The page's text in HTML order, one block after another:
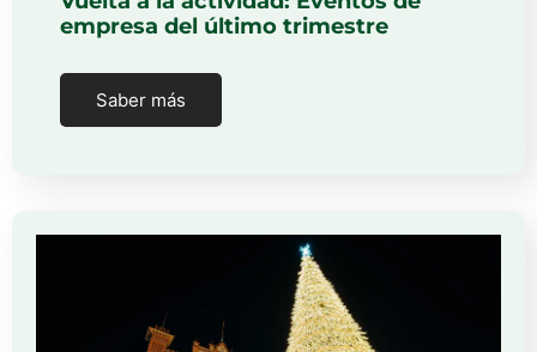
empresa del último trimestre
Saber más